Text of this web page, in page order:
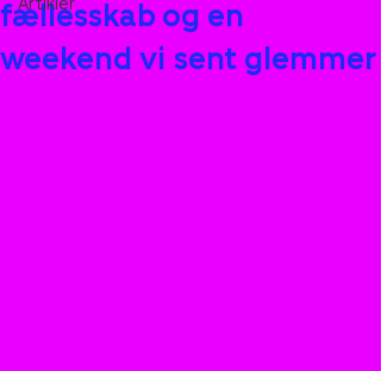
fællesskab og en
weekend vi sent glemmer